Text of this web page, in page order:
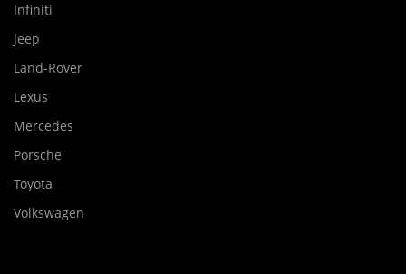
Infiniti
Jeep
Land-Rover
Lexus
Mercedes
Porsche
Toyota
Volkswagen